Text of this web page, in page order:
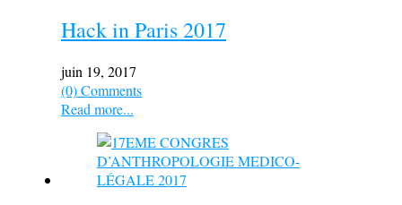
Hack in Paris 2017
juin 19, 2017
(0) Comments
Read more...